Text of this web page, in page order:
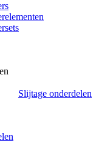
Slijtage onderdelen